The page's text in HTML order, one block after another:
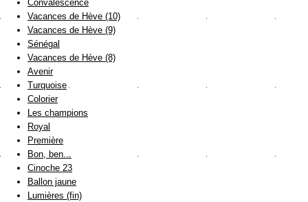
Convalescence
Vacances de Hève (10)
Vacances de Hève (9)
Sénégal
Vacances de Hève (8)
Avenir
Turquoise
Colorier
Les champions
Royal
Première
Bon, ben...
Cinoche 23
Ballon jaune
Lumières (fin)